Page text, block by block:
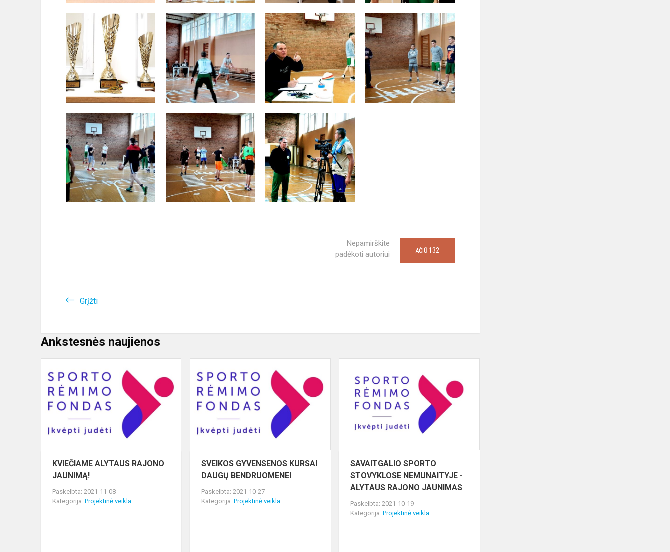
Nepamirškite
padėkoti autoriui
AČIŪ 132
Grįžti
Ankstesnės naujienos
ALYTAUS
RAJONO
JAUNIMĄ!
KVIEČIAME ALYTAUS RAJONO
JAUNIMĄ!
Paskelbta: 2021-11-08
Kategorija: Projektinė veikla
GYVENSENOS
KURSAI
DAUGŲ
BENDRUOMENEI
SVEIKOS GYVENSENOS KURSAI
DAUGŲ BENDRUOMENEI
Paskelbta: 2021-10-27
Kategorija:Projektinė veikla
SAVAITGALIO SPORTO
STOVYKLOSE NEMUNAITYJE -
ALYTAUS RAJONO JAUNIMAS
Paskelbta: 2021-10-19
Kategorija:Projektinė veikla